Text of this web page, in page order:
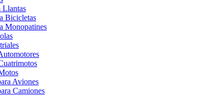
Llantas
Bicicletas
Monopatines
Aviones
Camiones